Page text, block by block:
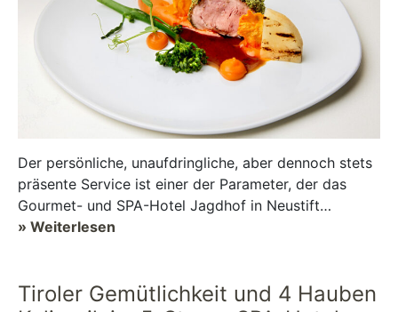
Der persönliche, unaufdringliche, aber dennoch stets
präsente Service ist einer der Parameter, der das
Gourmet- und SPA-Hotel Jagdhof in Neustift
Stubaital, seit Jahrzehnten prägt....
» Weiterlesen
Tiroler Gemütlichkeit und 4 Hauben